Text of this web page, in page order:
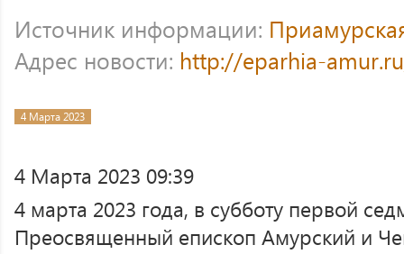
Источник информации:
Адрес новости: http://eparhia-
4 Марта 2023
4 Марта 2023 09:39
4 марта 2023 года, в субботу первой
Преосвященный епископ Амурский и